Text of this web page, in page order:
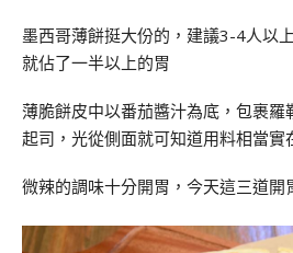
墨西哥薄餅挺大份的，建議3-4人以
就佔了一半以上的胃
薄脆餅皮中以番茄醬汁為底，包裹羅
起司，光從側面就可知道用料相當實
微辣的調味十分開胃，今天這三道開